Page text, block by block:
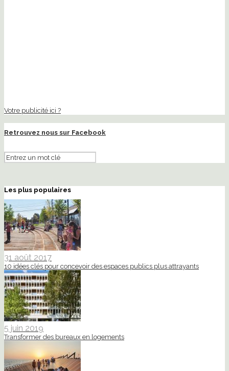
Votre publicité ici ?
Retrouvez nous sur Facebook
Les plus populaires
31 août 2017
10 idées clés pour concevoir des espaces publics plus attrayants
5 juin 2019
Transformer des bureaux en logements